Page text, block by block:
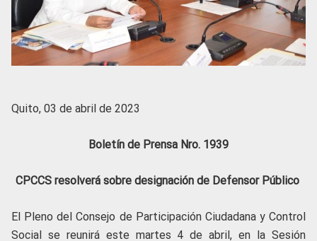
Quito, 03 de abril de 2023
Boletín de Prensa Nro. 1939
CPCCS resolverá sobre designación de Defensor Público
El Pleno del Consejo de Participación Ciudadana y Control
Social se reunirá este martes 4 de abril, en la Sesión